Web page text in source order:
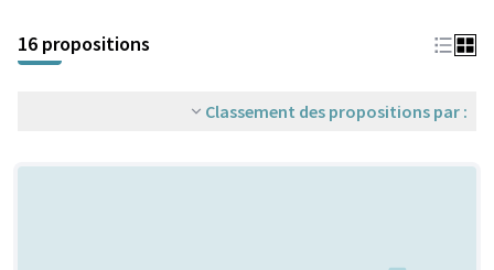
16 propositions
Classement des propositions par :